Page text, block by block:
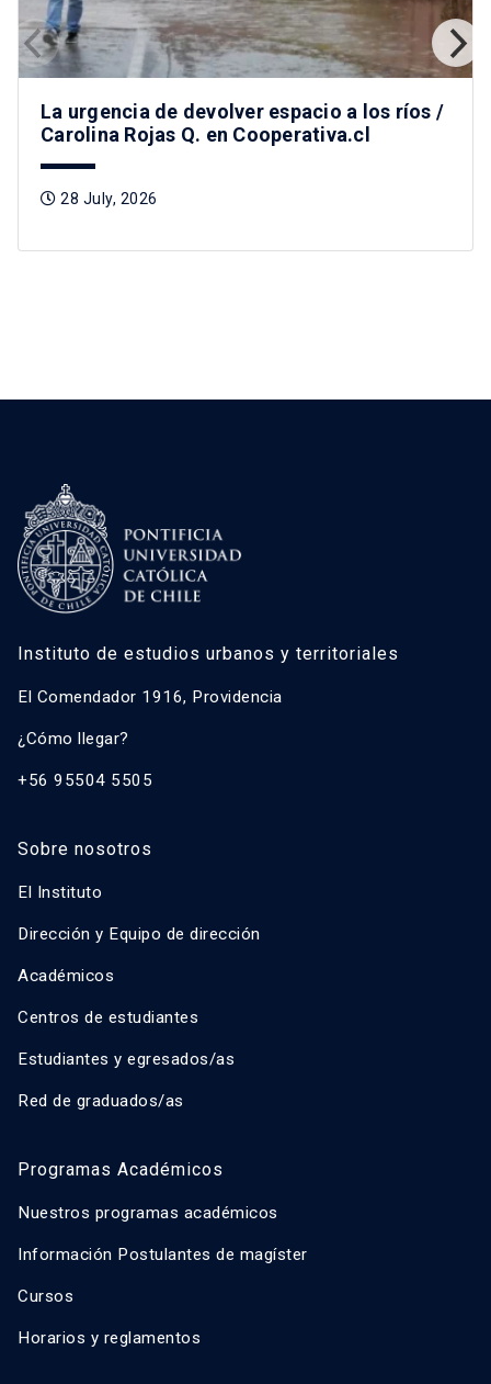
La urgencia de devolver espacio a los ríos /
Carolina Rojas Q. en Cooperativa.cl
28 July, 2026
Instituto de estudios urbanos y territoriales
El Comendador 1916, Providencia
¿Cómo llegar?
+56 95504 5505
Sobre nosotros
El Instituto
Dirección y Equipo de dirección
Académicos
Centros de estudiantes
Estudiantes y egresados/as
Red de graduados/as
Programas Académicos
Nuestros programas académicos
Información Postulantes de magíster
Cursos
Horarios y reglamentos